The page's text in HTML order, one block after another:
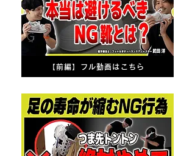
【前編】フル動画はこちら